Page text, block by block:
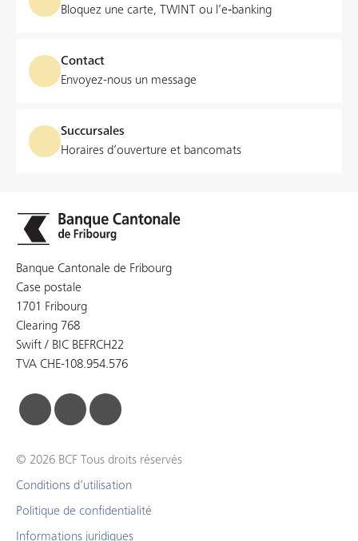
Bloquez une carte, TWINT ou l’e‑banking
Contact
Envoyez-nous un message
Succursales
Horaires d’ouverture et bancomats
Banque Cantonale de Fribourg
Case postale
1701 Fribourg
Clearing 768
Swift / BIC BEFRCH22
TVA CHE-108.954.576
© 2026 BCF Tous droits réservés
Conditions d’utilisation
Politique de confidentialité
Informations juridiques